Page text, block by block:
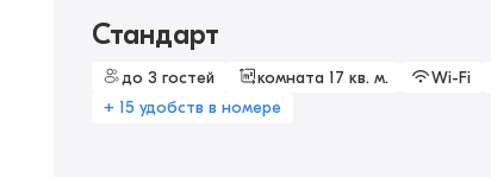
Стандарт
до 3 гостей комната 17 кв. м. Wi-Fi
+ 15 удобств в номере